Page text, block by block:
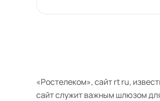
«Ростелеком», сайт rt ru,
сайт служит важным шлюзом